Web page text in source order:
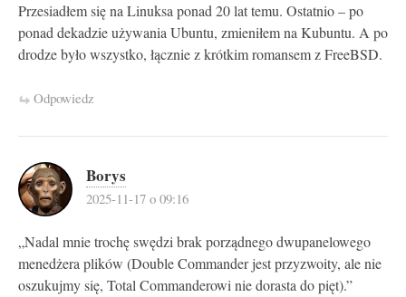
Przesiadłem się na Linuksa ponad 20 lat temu. Ostatnio – po
ponad dekadzie używania Ubuntu, zmieniłem na Kubuntu. A po
drodze było wszystko, łącznie z krótkim romansem z FreeBSD.
Odpowiedz
Borys
2025-11-17 o 09:16
„Nadal mnie trochę swędzi brak porządnego dwupanelowego
menedżera plików (Double Commander jest przyzwoity, ale nie
oszukujmy się, Total Commanderowi nie dorasta do pięt).”